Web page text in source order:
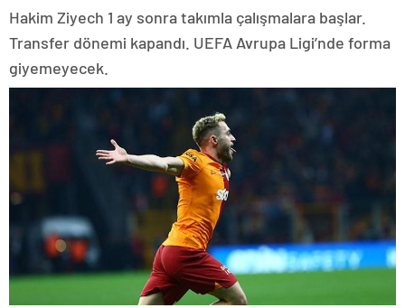
Hakim Ziyech 1 ay sonra takımla çalışmalara başlar.
Transfer dönemi kapandı. UEFA Avrupa Ligi’nde forma
giyemeyecek.